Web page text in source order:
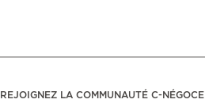
REJOIGNEZ LA COMMUNAUTÉ C-NÉGOCE